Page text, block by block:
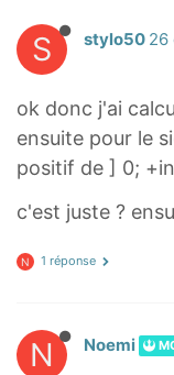
S stylo50 26
ok donc j'ai
ensuite pour le
positif de ] 0;
c'est juste ?
N 1 réponse
N Noemi